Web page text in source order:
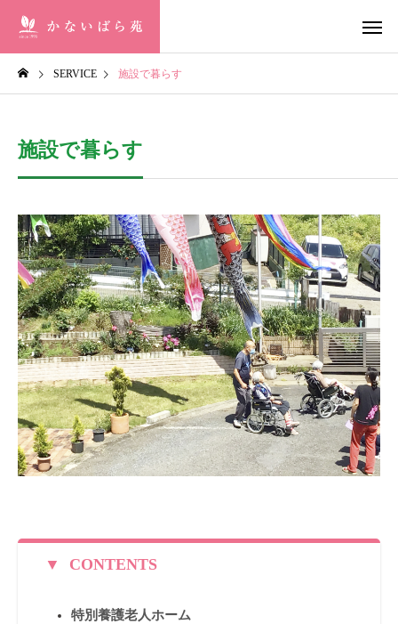
SERVICE 施設で暮らす
施設で暮らす
CONTENTS
特別養護老人ホーム